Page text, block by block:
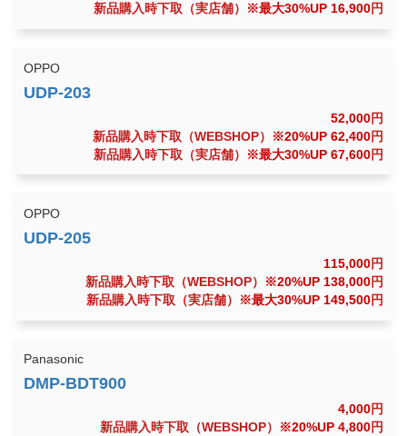
新品購入時下取（実店舗）
※最大30%UP 16,900円
OPPO
52,000円
新品購入時下取（WEBSHOP）
※20%UP 62,400円
新品購入時下取（実店舗）
※最大30%UP 67,600円
OPPO
115,000円
新品購入時下取（WEBSHOP）
※20%UP 138,000円
新品購入時下取（実店舗）
※最大30%UP 149,500円
Panasonic
4,000円
新品購入時下取（WEBSHOP）
※20%UP 4,800円